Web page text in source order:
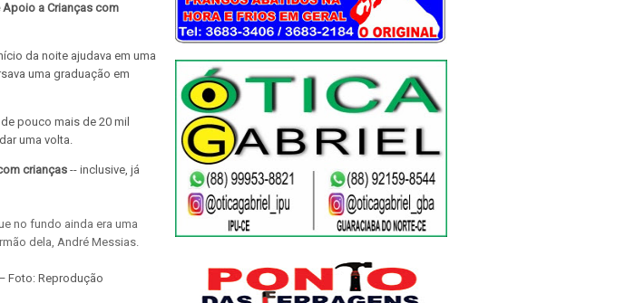
a Crianças com
da noite ajudava em uma
uma graduação em
pouco mais de 20 mil
uma volta.
crianças -- inclusive, já
no fundo ainda era uma
dela, André Messias.
Foto: Reprodução